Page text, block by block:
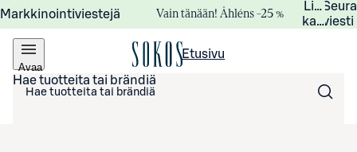
Markkinointiviestejä Vain tänään! Åhléns –25 %
viesti
Avaa
valikko
Etusivu
Hae tuotteita tai brändiä